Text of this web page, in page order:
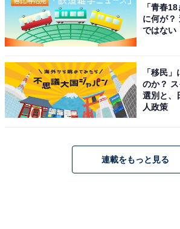
モデルをモチーフにしたユニークなモ
モニュメント」があること。市内に6
が、2023年4月に7基目の新作が登場。
（きんだみぐそく）」をモチーフに
モデルファンも大河ドラマファンも
たくなるはず！
駿府城は江戸城よ
た!?
「青春
に何が？
ではない
「移民
のか？
選別と、
人政策
連載をもっと見る